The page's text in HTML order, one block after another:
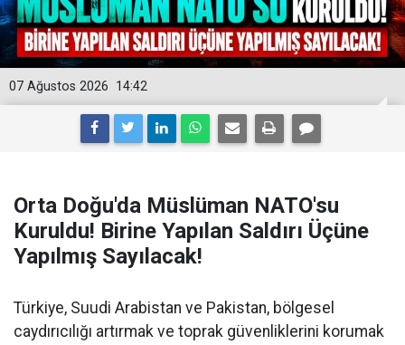
14:42
07 Ağustos 2026
Orta Doğu'da Müslüman NATO'su
Kuruldu! Birine Yapılan Saldırı Üçüne
Yapılmış Sayılacak!
Türkiye, Suudi Arabistan ve Pakistan, bölgesel
caydırıcılığı artırmak ve toprak güvenliklerini korumak